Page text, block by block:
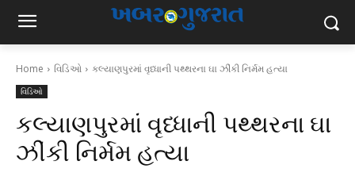
Home વિડિઓ કલ્યાણપુરમાં વૃધ્ધાની પથ્થરના ઘા ઝીંકી નિર્મમ હત્યા
વિડિઓ
કલ્યાણપુરમાં વૃધ્ધાની પથ્થરના ઘા
ઝીંકી નિર્મમ હત્યા